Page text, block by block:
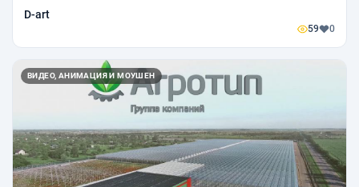
D-art
59 0
ВИДЕО, АНИМАЦИЯ И МОУШЕН